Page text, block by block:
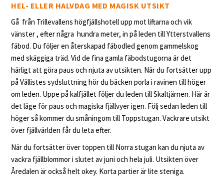
HEL- ELLER HALVDAG MED MAGISK UTSIKT
Gå från Trillevallens högfjällshotell upp mot liftarna och vik
vänster , efter några hundra meter, in på leden till Ytterstvallens
fäbod. Du följer en återskapad fäbodled genom gammelskog
med skäggiga träd. Vid de fina gamla fäbodstugorna är det
härligt att göra paus och njuta av utsikten. När du fortsätter upp
på Vällistes sydsluttning hör du bäcken porla i ravinen till höger
om leden. Uppe på kalfjället följer du leden till Skaltjärnen. Här är
det läge för paus och magiska fjällvyer igen. Följ sedan leden till
höger så kommer du småningom till Toppstugan. Vackrare utsikt
över fjällvärlden får du leta efter.
När du fortsätter över toppen till Norra stugan kan du njuta av
vackra fjällblommor i slutet av juni och hela juli. Utsikten över
Åredalen är också helt okey. Korta partier är lite steniga.